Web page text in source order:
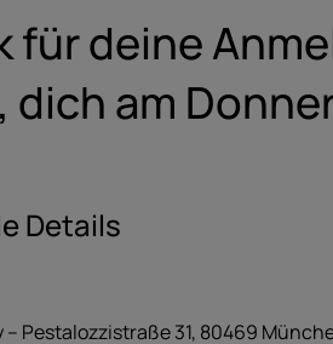
für deine
dich am
Details
– Pestalozzistraße 31, 80469